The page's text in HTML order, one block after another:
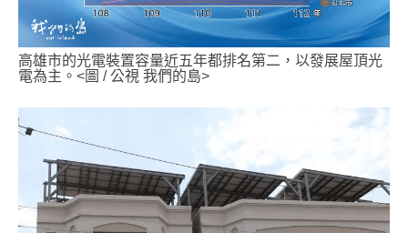
高雄市的光電裝置容量近五年都排名第二，以發展屋頂光
電為主。<圖 / 公視 我們的島>